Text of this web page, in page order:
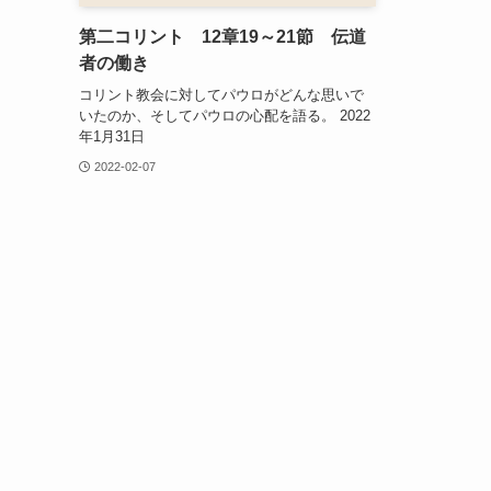
第二コリント 12章19～21節 伝道
者の働き
コリント教会に対してパウロがどんな思いで
いたのか、そしてパウロの心配を語る。 2022
年1月31日
2022-02-07